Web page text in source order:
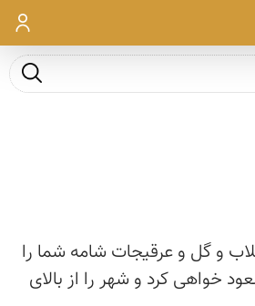
ورود
جست و
و گل و عرقیجات شامه شما را
خواهی کرد و شهر را از بالای